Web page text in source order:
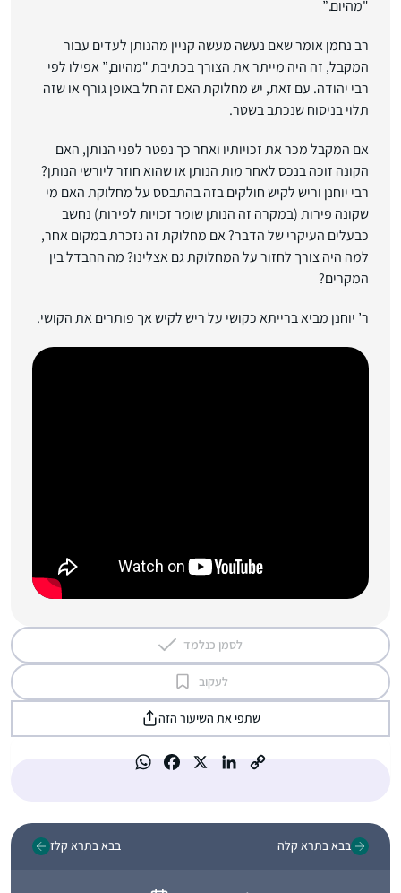
"מהיום.”
רב נחמן אומר שאם נעשה מעשה קניין מהנותן לעדים עבור
המקבל, זה היה מייתר את הצורך בכתיבת "מהיום,” אפילו לפי
רבי יהודה. עם זאת, יש מחלוקת האם זה חל באופן גורף או שזה
תלוי בניסוח שנכתב בשטר.
אם המקבל מכר את זכויותיו ואחר כך נפטר לפני הנותן, האם
הקונה זוכה בנכס לאחר מות הנותן או שהוא חוזר ליורשי הנותן?
רבי יוחנן וריש לקיש חולקים בזה בהתבסס על מחלוקת האם מי
שקונה פירות (במקרה זה הנותן שומר זכויות לפירות) נחשב
כבעלים העיקרי של הדבר? אם מחלוקת זה נזכרת במקום אחר,
למה היה צורך לחזור על המחלוקת גם אצלינו? מה ההבדל בין
המקרים?
ר’ יוחנן מביא ברייתא כקושי על ריש לקיש אך פותרים את הקושי.
לסמן כנלמד
לעקוב
שתפי את השיעור הזה
בבא בתרא קלה בבא בתרא קלז